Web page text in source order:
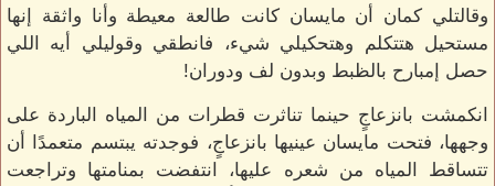
وقالتلي كمان أن مايسان كانت طالعة معيطة وأنا واثقة إنها
مستحيل هتتكلم وهتحكيلي شيء، فانطقي وقوليلي أيه اللي
حصل إمبارح بالظبط وبدون لف ودوران!
انكمشت بانزعاجٍ حينما تناثرت قطرات من المياه الباردة على
وجهها، فتحت مايسان عينيها بانزعاجٍ، فوجدته يبتسم متعمدًا أن
تتساقط المياه من شعره عليها، انتفضت بمنامتها وتراجعت